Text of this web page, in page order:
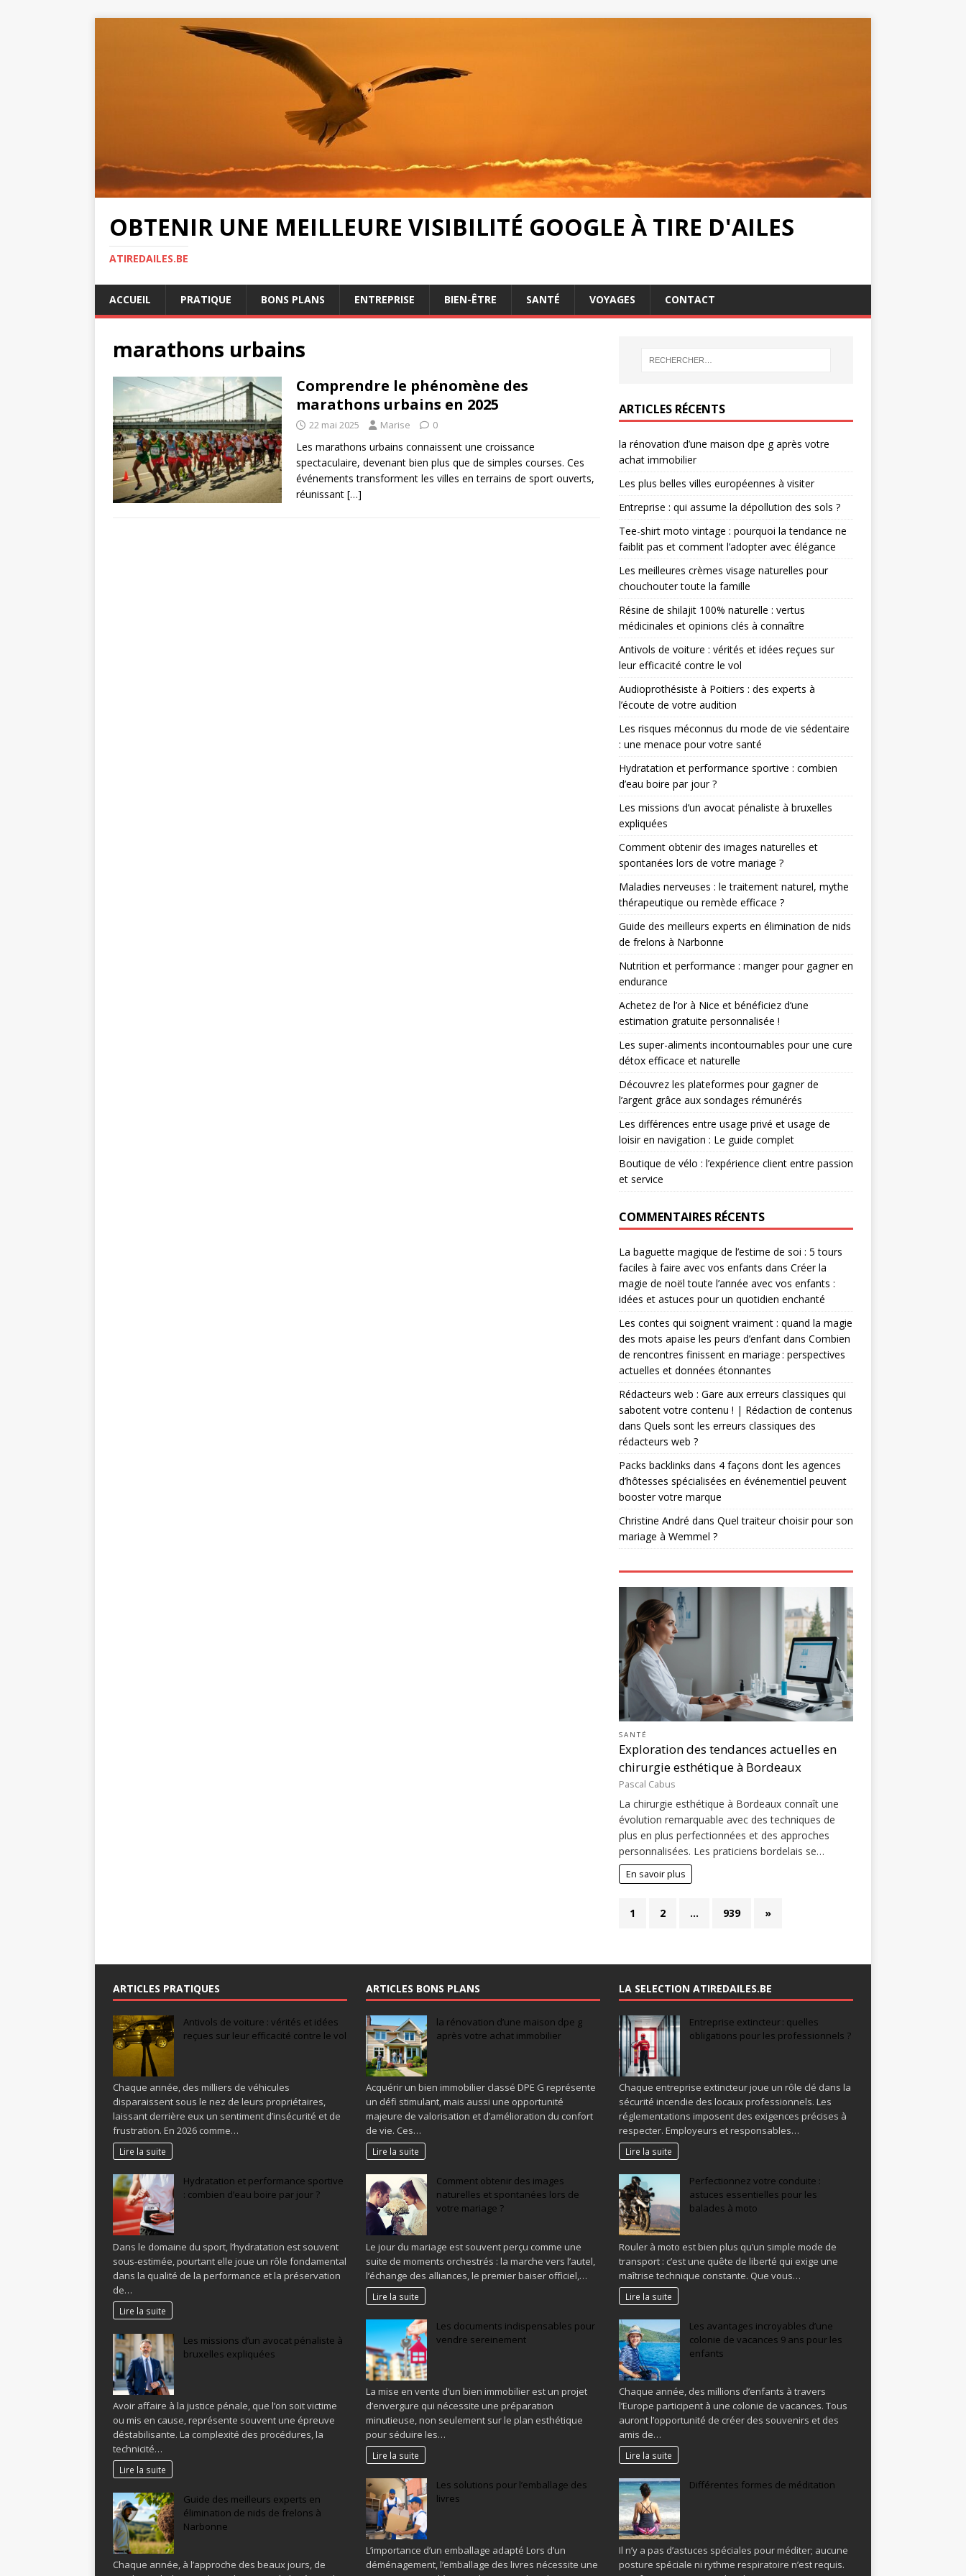
OBTENIR UNE MEILLEURE VISIBILITÉ GOOGLE À TIRE D'AILES
ATIREDAILES.BE
ACCUEIL PRATIQUE BONS PLANS ENTREPRISE BIEN-ÊTRE SANTÉ VOYAGES CONTACT
marathons urbains
Comprendre le phénomène des
marathons urbains en 2025
22 mai 2025 Marise 0
Les marathons urbains connaissent une croissance
spectaculaire, devenant bien plus que de simples courses. Ces
événements transforment les villes en terrains de sport ouverts,
réunissant […]
ARTICLES RÉCENTS
la rénovation d’une maison dpe g après votre
achat immobilier
Les plus belles villes européennes à visiter
Entreprise : qui assume la dépollution des sols ?
Tee-shirt moto vintage : pourquoi la tendance ne
faiblit pas et comment l’adopter avec élégance
Les meilleures crèmes visage naturelles pour
chouchouter toute la famille
Résine de shilajit 100% naturelle : vertus
médicinales et opinions clés à connaître
Antivols de voiture : vérités et idées reçues sur
leur efficacité contre le vol
Audioprothésiste à Poitiers : des experts à
l’écoute de votre audition
Les risques méconnus du mode de vie sédentaire
: une menace pour votre santé
Hydratation et performance sportive : combien
d’eau boire par jour ?
Les missions d’un avocat pénaliste à bruxelles
expliquées
Comment obtenir des images naturelles et
spontanées lors de votre mariage ?
Maladies nerveuses : le traitement naturel, mythe
thérapeutique ou remède efficace ?
Guide des meilleurs experts en élimination de nids
de frelons à Narbonne
Nutrition et performance : manger pour gagner en
endurance
Achetez de l’or à Nice et bénéficiez d’une
estimation gratuite personnalisée !
Les super-aliments incontournables pour une cure
détox efficace et naturelle
Découvrez les plateformes pour gagner de
l’argent grâce aux sondages rémunérés
Les différences entre usage privé et usage de
loisir en navigation : Le guide complet
Boutique de vélo : l’expérience client entre passion
et service
COMMENTAIRES RÉCENTS
La baguette magique de l’estime de soi : 5 tours
faciles à faire avec vos enfants dans Créer la
magie de noël toute l’année avec vos enfants :
idées et astuces pour un quotidien enchanté
Les contes qui soignent vraiment : quand la magie
des mots apaise les peurs d’enfantdans Combien
de rencontres finissent en mariage : perspectives
actuelles et données étonnantes
Rédacteurs web : Gare aux erreurs classiques qui
sabotent votre contenu ! | Rédaction de contenus
dans Quels sont les erreurs classiques des
rédacteurs web ?
Packs backlinks dans 4 façons dont les agences
d’hôtesses spécialisées en événementiel peuvent
booster votre marque
Christine André dans Quel traiteur choisir pour son
mariage à Wemmel ?
SANTÉ
Exploration des tendances actuelles en
chirurgie esthétique à Bordeaux
Pascal Cabus
La chirurgie esthétique à Bordeaux connaît une
évolution remarquable avec des techniques de
plus en plus perfectionnées et des approches
personnalisées. Les praticiens bordelais se…
En savoir plus
1 2 … 939 »
ARTICLES PRATIQUES
Antivols de voiture : vérités et idées
reçues sur leur efficacité contre le vol
Chaque année, des milliers de véhicules
disparaissent sous le nez de leurs propriétaires,
laissant derrière eux un sentiment d’insécurité et de
frustration. En 2026 comme…
Lire la suite
Hydratation et performance sportive
: combien d’eau boire par jour ?
Dans le domaine du sport, l’hydratation est souvent
sous-estimée, pourtant elle joue un rôle fondamental
dans la qualité de la performance et la préservation
de…
Lire la suite
Les missions d’un avocat pénaliste à
bruxelles expliquées
Avoir affaire à la justice pénale, que l’on soit victime
ou mis en cause, représente souvent une épreuve
déstabilisante. La complexité des procédures, la
technicité…
Lire la suite
Guide des meilleurs experts en
élimination de nids de frelons à
Narbonne
Chaque année, à l’approche des beaux jours, de
ARTICLES BONS PLANS
la rénovation d’une maison dpe g
après votre achat immobilier
Acquérir un bien immobilier classé DPE G représente
un défi stimulant, mais aussi une opportunité
majeure de valorisation et d’amélioration du confort
de vie. Ces…
Lire la suite
Comment obtenir des images
naturelles et spontanées lors de
votre mariage ?
Le jour du mariage est souvent perçu comme une
suite de moments orchestrés : la marche vers l’autel,
l’échange des alliances, le premier baiser officiel,…
Lire la suite
Les documents indispensables pour
vendre sereinement
La mise en vente d’un bien immobilier est un projet
d’envergure qui nécessite une préparation
minutieuse, non seulement sur le plan esthétique
pour séduire les…
Lire la suite
Les solutions pour l’emballage des
livres
L’importance d’un emballage adapté Lors d’un
déménagement, l’emballage des livres nécessite une
LA SELECTION ATIREDAILES.BE
Entreprise extincteur : quelles
obligations pour les professionnels ?
Chaque entreprise extincteur joue un rôle clé dans la
sécurité incendie des locaux professionnels. Les
réglementations imposent des exigences précises à
respecter. Employeurs et responsables…
Lire la suite
Perfectionnez votre conduite :
astuces essentielles pour les
balades à moto
Rouler à moto est bien plus qu’un simple mode de
transport : c’est une quête de liberté qui exige une
maîtrise technique constante. Que vous…
Lire la suite
Les avantages incroyables d’une
colonie de vacances 9 ans pour les
enfants
Chaque année, des millions d’enfants à travers
l’Europe participent à une colonie de vacances. Tous
auront l’opportunité de créer des souvenirs et des
amis de…
Lire la suite
Différentes formes de méditation
Il n’y a pas d’astuces spéciales pour méditer; aucune
posture spéciale ni rythme respiratoire n’est requis.